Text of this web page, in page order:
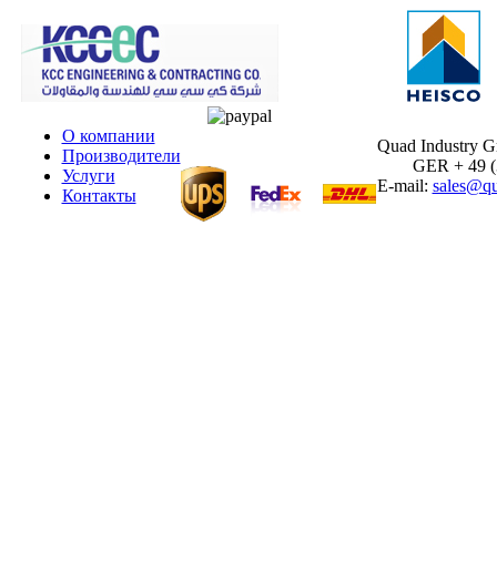
О компании
Производители
Услуги
Контакты
Quad Industry
GER + 49
E-mail: